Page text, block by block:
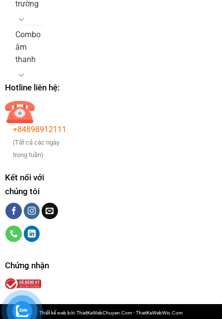
trường
Combo
âm
thanh
Hotline liên hệ:
+84898912111
(Tất cả các ngày
trong tuần)
Kết nối với
chúng tôi
Chứng nhận
Thiết kế web bởi:ThietKeWebChuyen.Com-ThietKeWebWio.Com